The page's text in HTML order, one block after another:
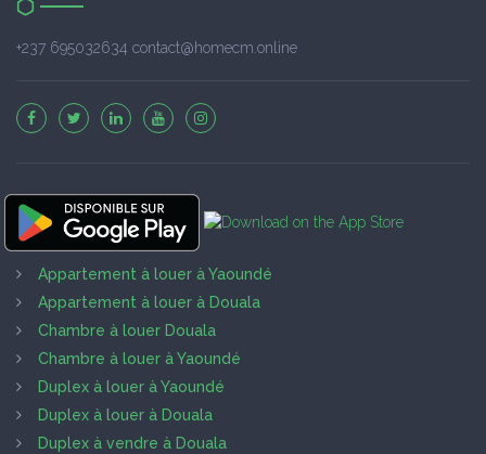
+237 695032634 contact@homecm.online
Appartement à louer à Yaoundé
Appartement à louer à Douala
Chambre à louer Douala
Chambre à louer à Yaoundé
Duplex à louer à Yaoundé
Duplex à louer à Douala
Duplex à vendre à Douala